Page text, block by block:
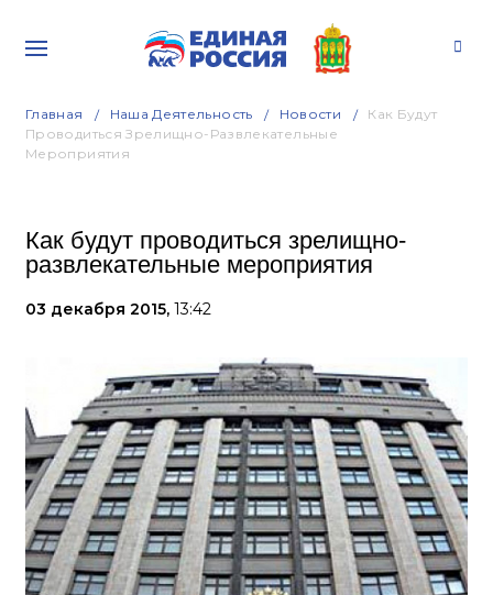
Главная Наша Деятельность Новости
Как Будут
Проводиться Зрелищно-Развлекательные
Мероприятия
Как будут проводиться зрелищно-
развлекательные мероприятия
03 декабря 2015, 13:42